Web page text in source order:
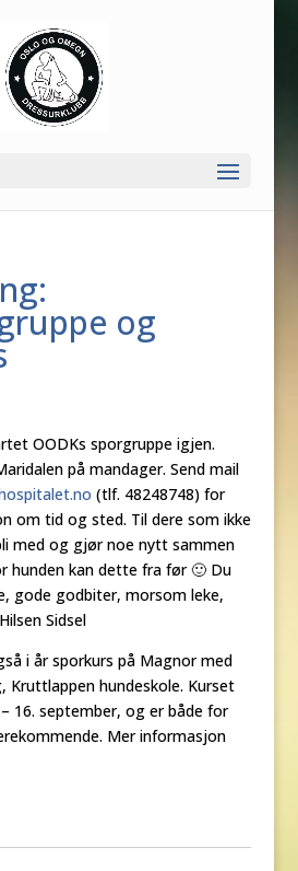
og
OODKs sporgruppe igjen.
på mandager. Send mail
(tlf. 48248748) for
om tid og sted. Til dere som ikke
med og gjør noe nytt sammen
hunden kan dette fra før 🙂 Du
gode godbiter, morsom leke,
Sidsel
i år sporkurs på Magnor med
Kruttlappen hundeskole. Kurset
16. september, og er både for
Mer informasjon